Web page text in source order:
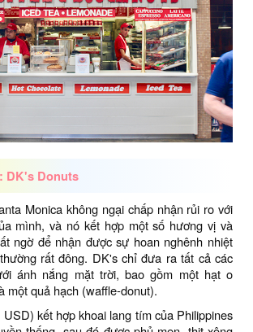
DK's Donuts
Monica không ngại chấp nhận rủi ro với
mình, và nó kết hợp một số hương vị và
ngờ để nhận được sự hoan nghênh nhiệt
rất đông. DK's chỉ đưa ra tất cả các
ánh nắng mặt trời, bao gồm một hạt o
một quả hạch (waffle-donut).
kết hợp khoai lang tím của Philippines